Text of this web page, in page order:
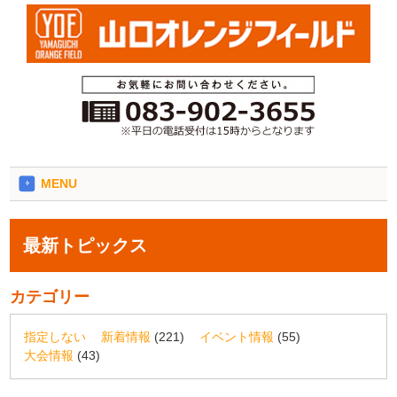
MENU
最新トピックス
カテゴリー
指定しない 新着情報 (221) イベント情報 (55)
大会情報 (43)